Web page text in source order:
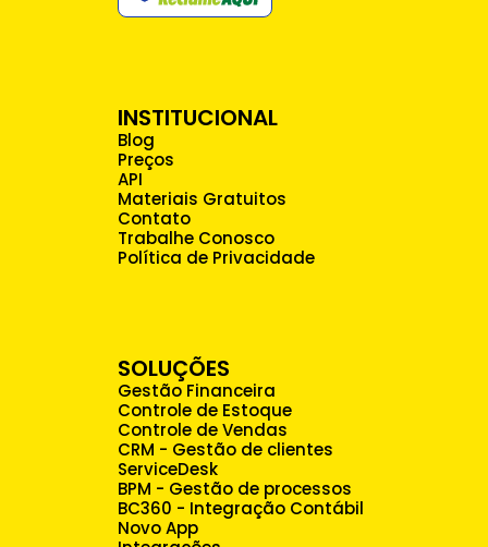
INSTITUCIONAL
Blog
Preços
API
Materiais Gratuitos
Contato
Trabalhe Conosco
Política de Privacidade
SOLUÇÕES
Gestão Financeira
Controle de Estoque
Controle de Vendas
CRM - Gestão de clientes
ServiceDesk
BPM - Gestão de processos
BC360 - Integração Contábil
Novo App